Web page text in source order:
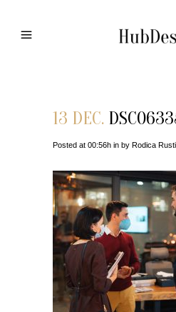
13 DEC.
Posted at 00:56h in by Rodica Rusti